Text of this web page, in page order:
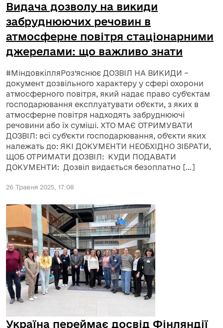
Видача дозволу на викиди
забруднюючих речовин в
атмосферне повітря стаціонарними
джерелами: що важливо знати
#МіндовкілляРоз’яснює ДОЗВІЛ НА ВИКИДИ –
документ дозвільного характеру у сфері охорони
атмосферного повітря, який надає право суб’єктам
господарювання експлуатувати об’єкти, з яких в
атмосферне повітря надходять забруднюючі
речовини або їх суміші. ХТО МАЄ ОТРИМУВАТИ
ДОЗВІЛ: всі суб’єкти господарювання, об’єкти яких
належать до: ЯКІ ДОКУМЕНТИ НЕОБХІДНО ЗІБРАТИ,
ЩОБ ОТРИМАТИ ДОЗВІЛ: КУДИ ПОДАВАТИ
ДОКУМЕНТИ: Дозвіл видається безоплатно […]
26 Травня 2025, 17:08
Україна переймає досвід Фінляндії